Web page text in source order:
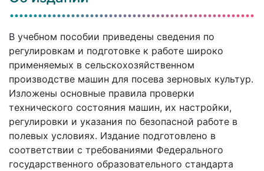
В учебном пособии приведены сведения по
регулировкам и подготовке к работе широко
применяемых в сельскохозяйственном
производстве машин для посева зерновых культур.
Изложены основные правила проверки
технического состояния машин, их настройки,
регулировки и указания по безопасной работе в
полевых условиях. Издание подготовлено в
соответствии с требованиями Федерального
государственного образовательного стандарта